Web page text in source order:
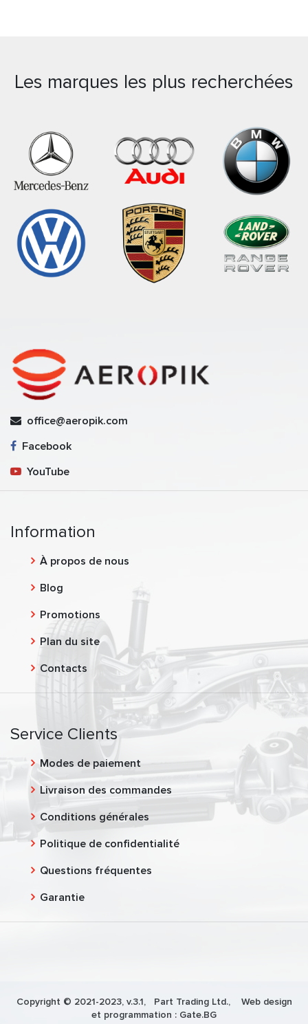
Les marques les plus recherchées
office@aeropik.com
Facebook
YouTube
Information
À propos de nous
Blog
Promotions
Plan du site
Contacts
Service Clients
Modes de paiement
Livraison des commandes
Conditions générales
Politique de confidentialité
Questions fréquentes
Garantie
Copyright © 2021-2023, v.3.1, Part Trading Ltd., Web design
et programmation : Gate.BG